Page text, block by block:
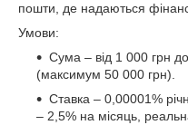
пошти, де надаються
Умови:
Сума – від 1 000 грн до
(максимум 50 000 грн).
Ставка – 0,00001%
– 2,5% на місяць,